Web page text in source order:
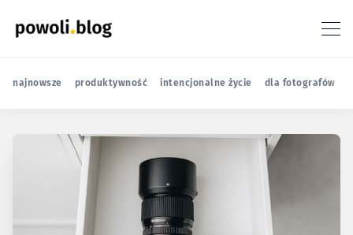
najnowsze produktywność intencjonalne życie dla fotografów